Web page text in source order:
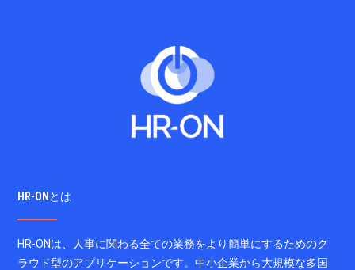
HR-ONとは
HR-ONは、人事に関わる全ての業務をより簡単にするためのク
ラウド型のアプリケーションです。中小企業から大規模な多国